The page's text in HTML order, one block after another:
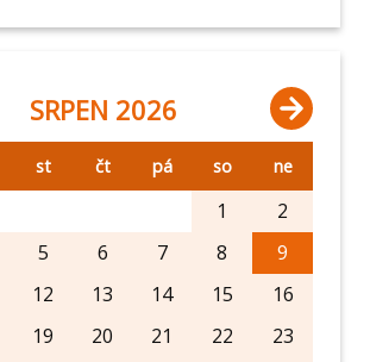
SRPEN 2026
st čt pá so ne
1
2
5 6 7 8
9
12 13 14 15
16
19 20 21 22
23